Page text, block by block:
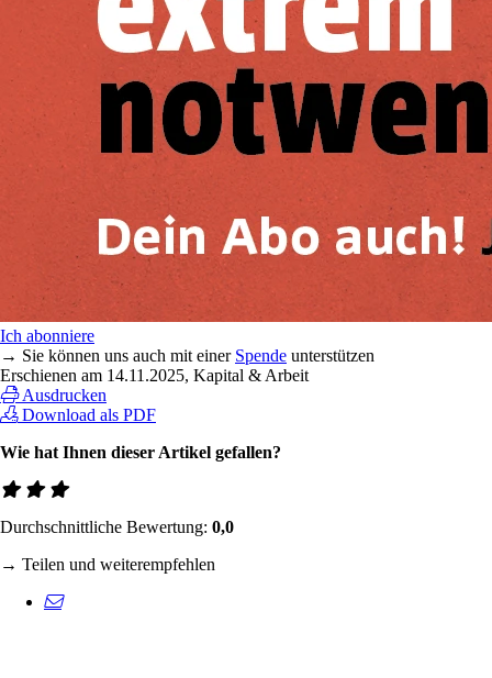
Ich abonniere
→ Sie können uns auch mit einer Spende unterstützen
Erschienen am 14.11.2025, Kapital & Arbeit
Ausdrucken
Download als PDF
Wie hat Ihnen dieser Artikel gefallen?
Durchschnittliche Bewertung: 0,0
→ Teilen und weiterempfehlen